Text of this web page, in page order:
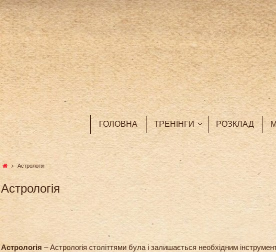
Skip
to
content
Skip
to
content
ГОЛОВНА ТРЕНІНГИ РОЗКЛАД
HomeАстрологія
Астрологія
Астрологія – Астрологія століттями була і залишається необхідним